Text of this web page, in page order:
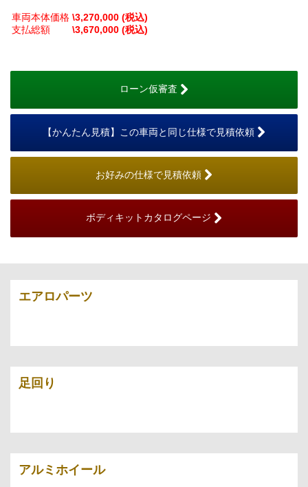
車両本体価格 \3,270,000 (税込)
支払総額 \3,670,000 (税込)
ローン仮審査
【かんたん見積】この車両と同じ仕様で見積依頼
お好みの仕様で見積依頼
ボディキットカタログページ
エアロパーツ
足回り
アルミホイール